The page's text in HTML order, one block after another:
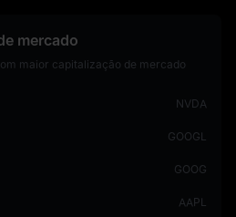
mercado
maior capitalização de mercado
NVDA
GOOGL
GOOG
AAPL